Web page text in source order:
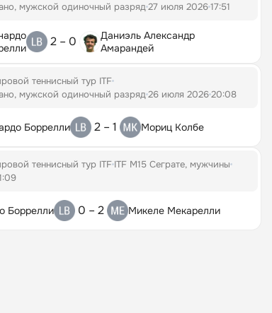
мужской одиночный разряд27 июля 202617:51
2 – 0
Даниэль Александр
Амарандей
теннисный тур ITF
мужской одиночный разряд26 июля 202620:08
Боррелли 2 – 1 Мориц Колбе
теннисный тур ITF ITF M15 Сеграте, мужчины
Боррелли 0 – 2 Микеле Мекарелли